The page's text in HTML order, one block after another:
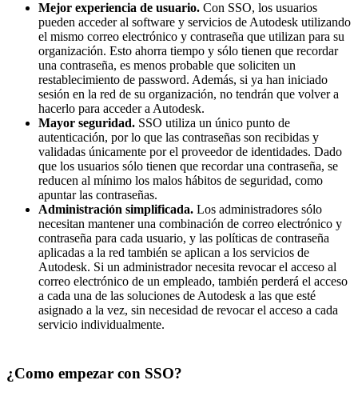
Mejor experiencia de usuario. Con SSO, los usuarios
pueden acceder al software y servicios de Autodesk utilizando
el mismo correo electrónico y contraseña que utilizan para su
organización. Esto ahorra tiempo y sólo tienen que recordar
una contraseña, es menos probable que soliciten un
restablecimiento de password. Además, si ya han iniciado
sesión en la red de su organización, no tendrán que volver a
hacerlo para acceder a Autodesk.
Mayor seguridad. SSO utiliza un único punto de
autenticación, por lo que las contraseñas son recibidas y
validadas únicamente por el proveedor de identidades. Dado
que los usuarios sólo tienen que recordar una contraseña, se
reducen al mínimo los malos hábitos de seguridad, como
apuntar las contraseñas.
Administración simplificada. Los administradores sólo
necesitan mantener una combinación de correo electrónico y
contraseña para cada usuario, y las políticas de contraseña
aplicadas a la red también se aplican a los servicios de
Autodesk. Si un administrador necesita revocar el acceso al
correo electrónico de un empleado, también perderá el acceso
a cada una de las soluciones de Autodesk a las que esté
asignado a la vez, sin necesidad de revocar el acceso a cada
servicio individualmente.
¿Como empezar con SSO?